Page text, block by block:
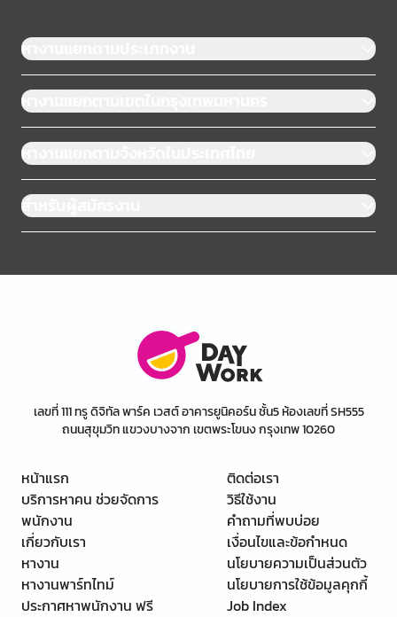
หางานแยกตามประเภทงาน
หางานแยกตามเขตในกรุงเทพมหานคร
หางานแยกตามจังหวัดในประเทศไทย
สำหรับผู้สมัครงาน
เลขที่ 111 ทรู ดิจิทัล พาร์ค เวสต์ อาคารยูนิคอร์น ชั้น5 ห้องเลขที่ SH555
ถนนสุขุมวิท แขวงบางจาก เขตพระโขนง กรุงเทพ 10260
หน้าแรก
บริการหาคน ช่วยจัดการ
พนักงาน
เกี่ยวกับเรา
หางาน
หางานพาร์ทไทม์
ประกาศหาพนักงาน ฟรี
ติดต่อเรา
วิธีใช้งาน
คำถามที่พบบ่อย
เงื่อนไขและข้อกำหนด
นโยบายความเป็นส่วนตัว
นโยบายการใช้ข้อมูลคุกกี้
Job Index